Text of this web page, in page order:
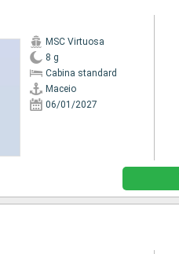
MSC Virtuosa
8 g
Cabina standard
Maceio
06/01/2027